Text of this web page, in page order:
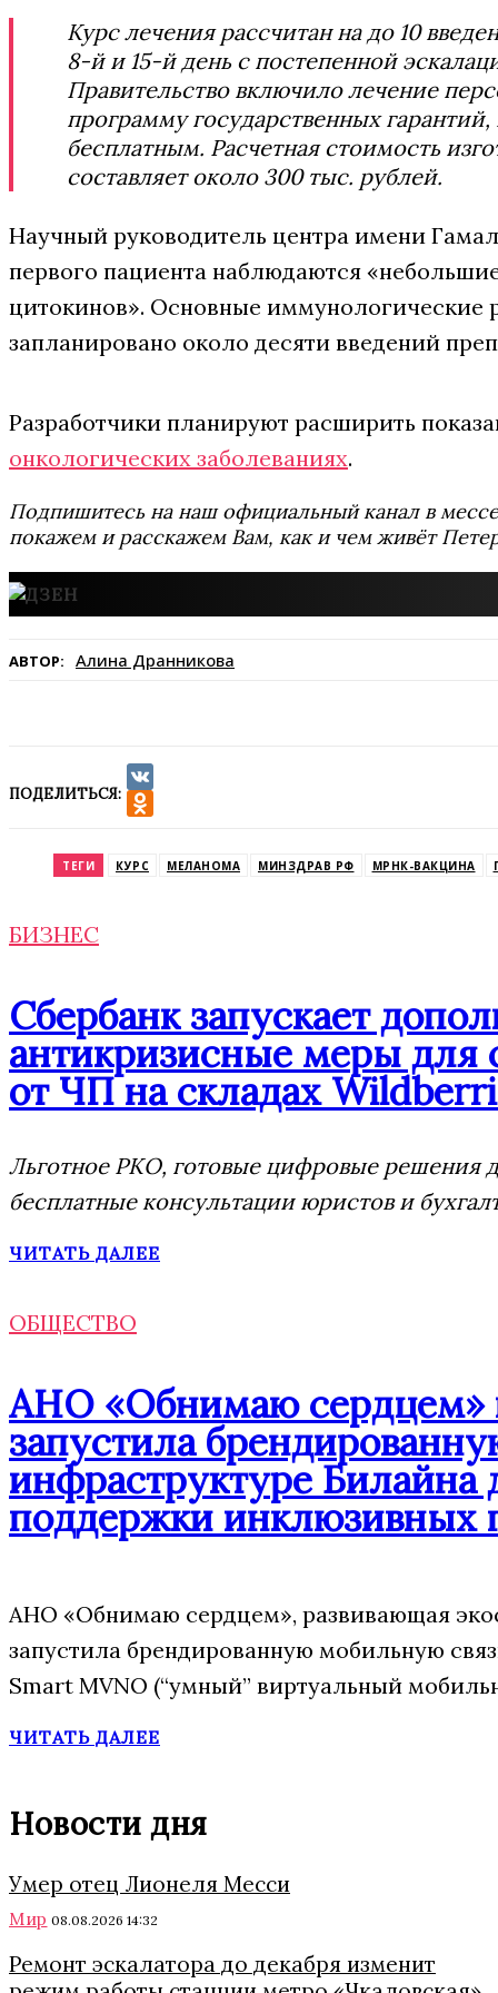
Курс лечения рассчитан на до 10
8-й и 15-й день с постепенной
Правительство включило лечение
программу государственных
бесплатным. Расчетная стоимость
составляет около 300 тыс. рублей.
Научный руководитель центра имени
первого пациента наблюдаются
цитокинов». Основные иммунологические
запланировано около десяти введений
Разработчики планируют расширить
онкологических заболеваниях.
Подпишитесь на наш официальный канал в
покажем и расскажем Вам, как и чем живёт
АВТОР: Алина Дранникова
ПОДЕЛИТЬСЯ:
VK
ТЕГИ КУРС МЕЛАНОМА МИНЗДРАВ РФ МРНК-ВАКЦИНА
БИЗНЕС
Сбербанк запускает
антикризисные меры для
от ЧП на складах
Льготное РКО, готовые цифровые решения
бесплатные консультации юристов и
ЧИТАТЬ ДАЛЕЕ
ОБЩЕСТВО
АНО «Обнимаю сердцем»
запустила
инфраструктуре Билайна
поддержки инклюзивных
АНО «Обнимаю сердцем», развивающая
запустила брендированную мобильную
Smart MVNO (“умный” виртуальный
ЧИТАТЬ ДАЛЕЕ
Новости дня
Умер отец Лионеля Месси
Мир 08.08.2026 14:32
Ремонт эскалатора до декабря изменит